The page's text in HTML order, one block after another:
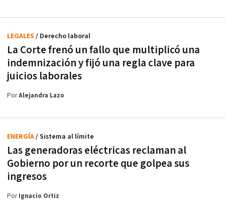
La Corte frenó un fallo que multiplicó una
indemnización y fijó una regla clave para
juicios laborales
LEGALES / Derecho laboral
PorAlejandra Lazo
Las generadoras eléctricas reclaman al
Gobierno por un recorte que golpea sus
ingresos
ENERGÍA/ Sistema al límite
PorIgnacio Ortiz